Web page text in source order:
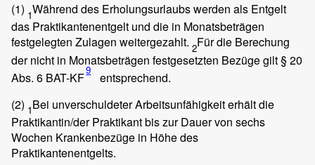
(1) 1Während des Erholungsurlaubs werden als Entgelt
das Praktikantenentgelt und die in Monatsbeträgen
festgelegten Zulagen weitergezahlt. 2Für die Berechung
der nicht in Monatsbeträgen festgesetzten Bezüge gilt § 20
Abs. 6 BAT-KF9
entsprechend.
(2) 1Bei unverschuldeter Arbeitsunfähigkeit erhält die
Praktikantin/der Praktikant bis zur Dauer von sechs
Wochen Krankenbezüge in Höhe des
Praktikantenentgelts.